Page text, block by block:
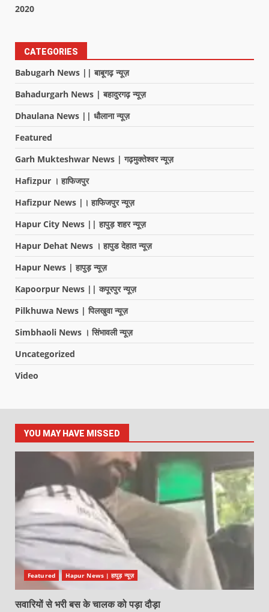
2020
CATEGORIES
Babugarh News || बाबूगढ़ न्यूज़
Bahadurgarh News | बहादुरगढ़ न्यूज़
Dhaulana News || धौलाना न्यूज़
Featured
Garh Mukteshwar News | गढ़मुक्तेश्वर न्यूज़
Hafizpur । हाफिजपुर
Hafizpur News |। हाफिजपुर न्यूज़
Hapur City News || हापुड़ शहर न्यूज़
Hapur Dehat News । हापुड देहात न्यूज़
Hapur News | हापुड़ न्यूज़
Kapoorpur News || कपूरपुर न्यूज़
Pilkhuwa News | पिलखुवा न्यूज़
Simbhaoli News । सिंभावली न्यूज़
Uncategorized
Video
YOU MAY HAVE MISSED
Featured Hapur News | हापुड़ न्यूज़
सवारियों से भरी बस के चालक को पड़ा दौड़ा